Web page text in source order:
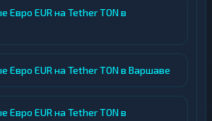
Евро EUR на Tether TON в
Евро EUR на Tether TON в Варшаве
Евро EUR на Tether TON в